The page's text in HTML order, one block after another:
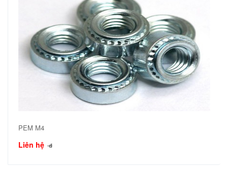
PEM M4
Liên hệ đ